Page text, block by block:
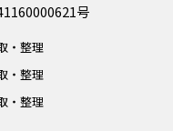
号
・整理
・整理
・整理